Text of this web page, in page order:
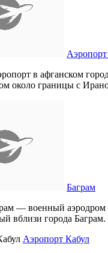
в афганском
около границы с
Баграм
— военный аэродром
вблизи города Баграм.
Аэропорт Кабул